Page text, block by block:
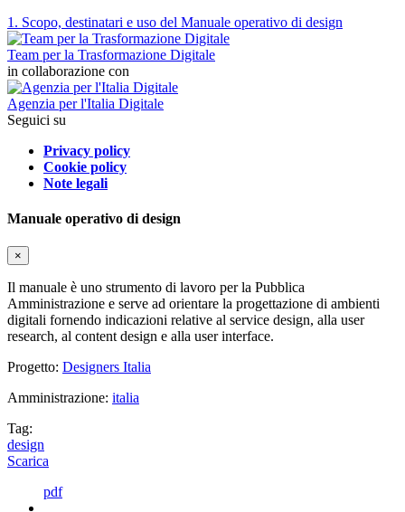
1. Scopo, destinatari e uso del Manuale operativo di design
Team per la Trasformazione Digitale
in collaborazione con
Agenzia per l'Italia Digitale
Seguici su
Privacy policy
Cookie policy
Note legali
Manuale operativo di design
×
Il manuale è uno strumento di lavoro per la Pubblica
Amministrazione e serve ad orientare la progettazione di ambienti
digitali fornendo indicazioni relative al service design, alla user
research, al content design e alla user interface.
Progetto: Designers Italia
Amministrazione: italia
Tag:
design
Scarica
pdf